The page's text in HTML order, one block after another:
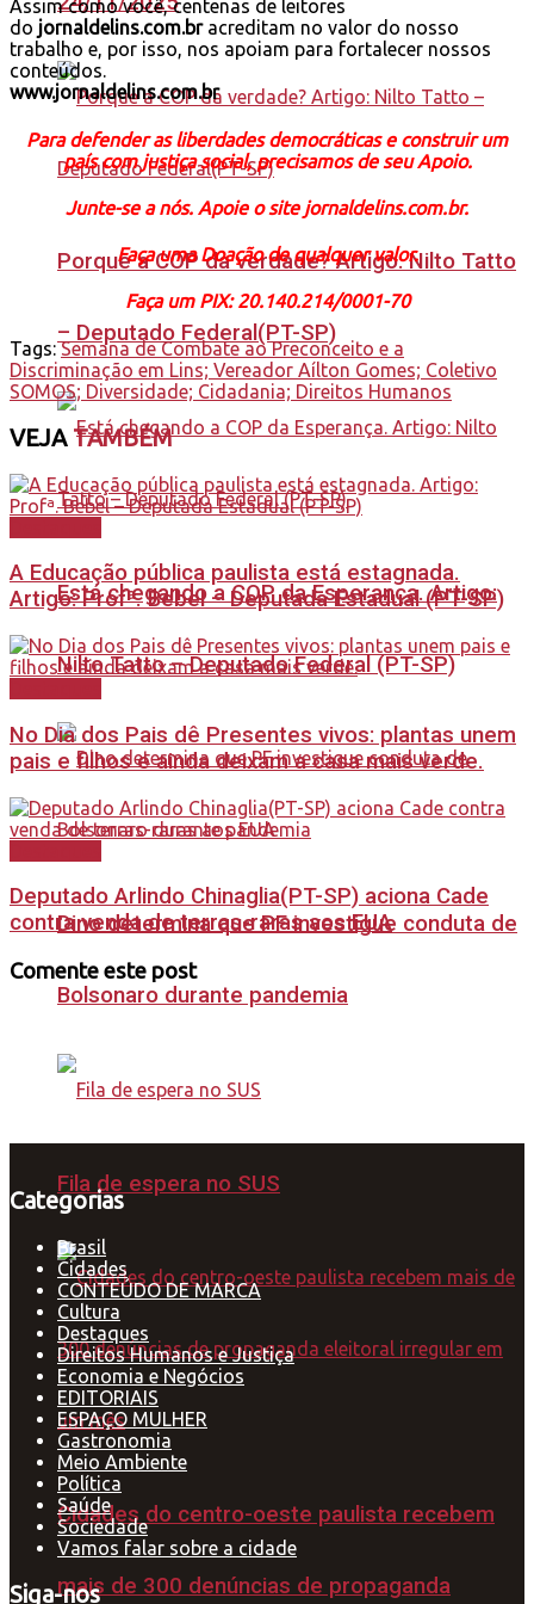
Porque a COP da verdade? Artigo: Nilto Tatto
– Deputado Federal(PT-SP)
Está chegando a COP da Esperança. Artigo:
Nilto Tatto – Deputado Federal (PT-SP)
Dino determina que PF investigue conduta de
Bolsonaro durante pandemia
Fila de espera no SUS
Cidades do centro-oeste paulista recebem
mais de 300 denúncias de propaganda
Assim como você, centenas de leitores
do jornaldelins.com.bracreditam no valor do nosso
trabalho e, por isso, nos apoiam para fortalecer nossos
conteúdos.
www.jornaldelins.com.br
Para defender as liberdades democráticas e construir um
país com justiça social, precisamos de seu Apoio.
Junte-se a nós. Apoie o site jornaldelins.com.br.
Faça uma Doação de qualquer valor.
Faça um PIX: 20.140.214/0001-70
Tags: Semana de Combate ao Preconceito e a
Discriminação em Lins; Vereador Aílton Gomes; Coletivo
SOMOS; Diversidade; Cidadania; Direitos Humanos
VEJATAMBÉM
A Educação pública paulista está estagnada.
Artigo: Profª. Bebel – Deputada Estadual (PT-SP)
No Dia dos Pais dê Presentes vivos: plantas unem
pais e filhos e ainda deixam a casa mais verde.
Deputado Arlindo Chinaglia(PT-SP) aciona Cade
contra venda de terras-raras aos EUA
Comente este post
Categorias
Brasil
Cidades
CONTEÚDO DE MARCA
Cultura
Destaques
Direitos Humanos e Justiça
Economia e Negócios
EDITORIAIS
ESPAÇO MULHER
Gastronomia
Meio Ambiente
Política
Saúde
Sociedade
Vamos falar sobre a cidade
Siga-nos